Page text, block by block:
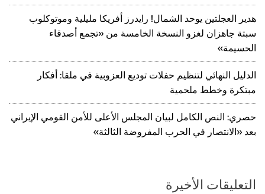
هدير العجلتين يوحد الشمال! رايدرز أفريكا مليلية وموتوكلوب
سبتة جاهزان لغزو النسخة الخامسة من «تجمع أصدقاء
الحسيمة»
الدليل النهائي لتنظيم حفلات توديع العزوبية في ملقا: أفكار
مبتكرة وخطط ملحمية
حصري: النص الكامل لبيان المجلس الأعلى للأمن القومي الإيراني
بعد «الانتصار في الحرب المفروضة الثالثة»
التعليقات الأخيرة